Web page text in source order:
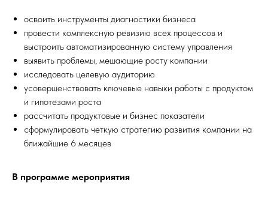
освоить инструменты диагностики бизнеса
провести комплексную ревизию всех процессов и
выстроить автоматизированную систему управления
выявить проблемы, мешающие росту компании
исследовать целевую аудиторию
усовершенствовать ключевые навыки работы с продуктом
и гипотезами роста
рассчитать продуктовые и бизнес показатели
сформулировать четкую стратегию развития компании на
ближайшие 6 месяцев
В программе мероприятия